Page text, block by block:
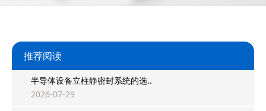
推荐阅读
半导体设备立柱静密封系统的选..
2026-07-29